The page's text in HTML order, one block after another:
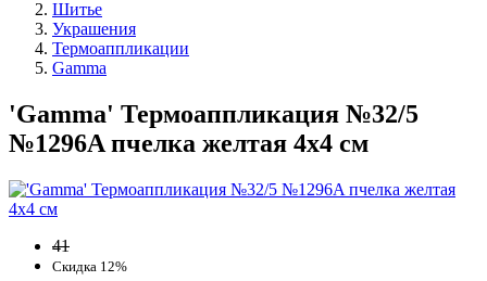
Шитье
Украшения
Термоаппликации
Gamma
'Gamma' Термоаппликация №32/5
№1296A пчелка желтая 4х4 см
41
Скидка 12%